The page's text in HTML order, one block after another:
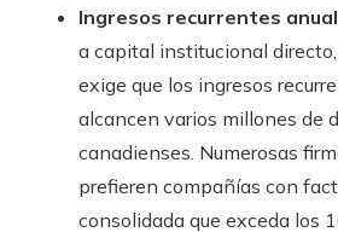
Ingresos recurrentes
a capital institucional
exige que los ingresos
alcancen varios millones de
canadienses. Numerosas
prefieren compañías con
consolidada que exceda los